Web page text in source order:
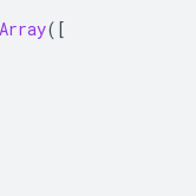
([